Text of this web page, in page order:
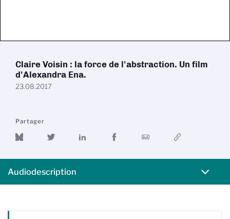
Claire Voisin : la force de l'abstraction. Un film
d'Alexandra Ena.
23.08.2017
Partager
Audiodescription